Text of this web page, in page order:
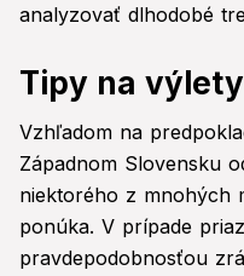
analyzovať dlhodobé
Tipy na výlety
Vzhľadom na
Západnom Slovensku
niektorého z mnohých
ponúka. V prípade
pravdepodobnosťou